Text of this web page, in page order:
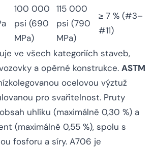
100 000
psi (690
MPa)
115 000
psi (790
MPa)
≥ 7 % (#3–
#11)
ve všech kategoriích staveb,
a opěrné konstrukce. ASTM
ocelovou výztuž
pro svařitelnost. Pruty
uhlíku (maximálně 0,30 %) a
(maximálně 0,55 %), spolu s
fosforu a síry. A706 je